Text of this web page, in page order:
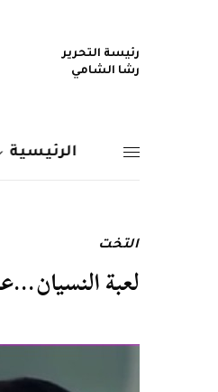
رئيسة التحرير
رشا الشامي
الرئيسية
التخت
لعبة